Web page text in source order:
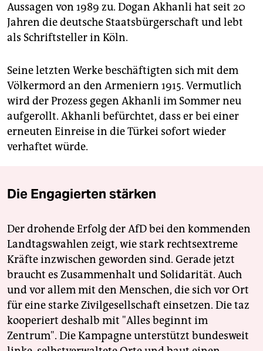
Aussagen von 1989 zu. Dogan Akhanli hat seit 20
Jahren die deutsche Staatsbürgerschaft und lebt
als Schriftsteller in Köln.
Seine letzten Werke beschäftigten sich mit dem
Völkermord an den Armeniern 1915. Vermutlich
wird der Prozess gegen Akhanli im Sommer neu
aufgerollt. Akhanli befürchtet, dass er bei einer
erneuten Einreise in die Türkei sofort wieder
verhaftet würde.
Die Engagierten stärken
Der drohende Erfolg der AfD bei den kommenden
Landtagswahlen zeigt, wie stark rechtsextreme
Kräfte inzwischen geworden sind. Gerade jetzt
braucht es Zusammenhalt und Solidarität. Auch
und vor allem mit den Menschen, die sich vor Ort
für eine starke Zivilgesellschaft einsetzen. Die taz
kooperiert deshalb mit "Alles beginnt im
Zentrum". Die Kampagne unterstützt bundesweit